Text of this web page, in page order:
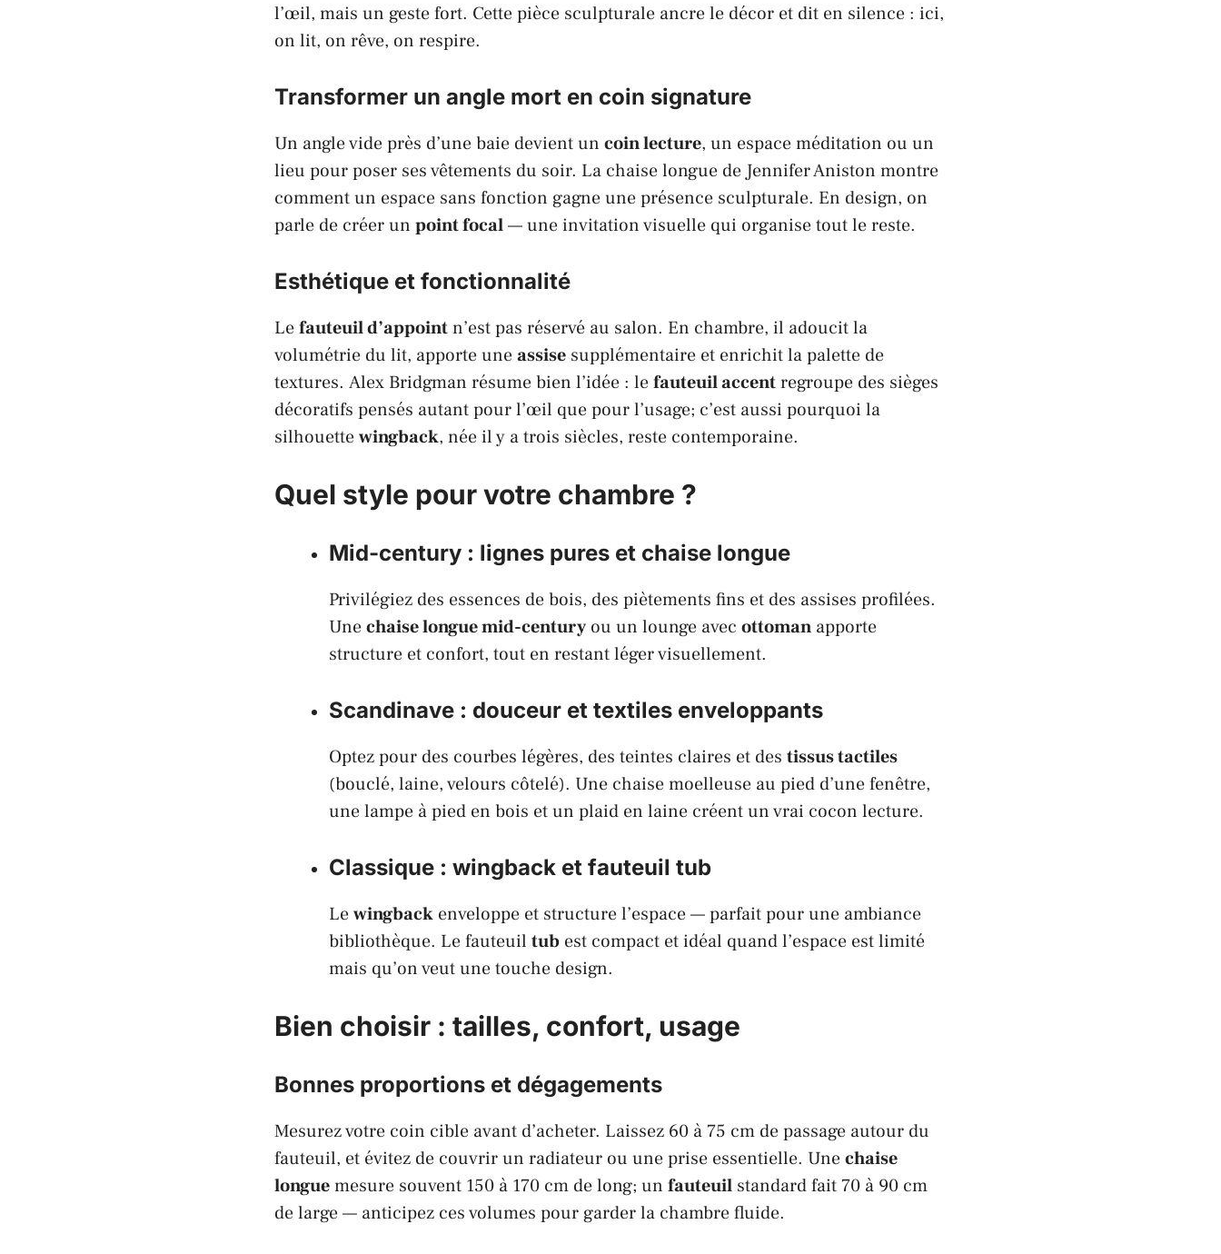
l’œil, mais un geste fort. Cette pièce sculpturale ancre le décor et dit en silence : ici,
on lit, on rêve, on respire.
Transformer un angle mort en coin signature
Un angle vide près d’une baie devient un coin lecture, un espace méditation ou un
lieu pour poser ses vêtements du soir. La chaise longue de Jennifer Aniston montre
comment un espace sans fonction gagne une présence sculpturale. En design, on
parle de créer un point focal— une invitation visuelle qui organise tout le reste.
Esthétique et fonctionnalité
Lefauteuil d’appointn’est pas réservé au salon. En chambre, il adoucit la
volumétrie du lit, apporte uneassise supplémentaire et enrichit la palette de
textures. Alex Bridgman résume bien l’idée : lefauteuil accentregroupe des sièges
décoratifs pensés autant pour l’œil que pour l’usage; c’est aussi pourquoi la
silhouettewingback, née il y a trois siècles, reste contemporaine.
Quel style pour votre chambre ?
Mid-century : lignes pures et chaise longue
Privilégiez des essences de bois, des piètements fins et des assises profilées.
Unechaise longue mid-century ou un lounge avec ottoman apporte
structure et confort, tout en restant léger visuellement.
Scandinave : douceur et textiles enveloppants
Optez pour des courbes légères, des teintes claires et des tissus tactiles
(bouclé, laine, velours côtelé). Une chaise moelleuse au pied d’une fenêtre,
une lampe à pied en bois et un plaid en laine créent un vrai cocon lecture.
Classique : wingback et fauteuil tub
Lewingback enveloppe et structure l’espace — parfait pour une ambiance
bibliothèque. Le fauteuil tub est compact et idéal quand l’espace est limité
mais qu’on veut une touche design.
Bien choisir : tailles, confort, usage
Bonnes proportions et dégagements
Mesurez votre coin cible avant d’acheter. Laissez 60 à 75 cm de passage autour du
fauteuil, et évitez de couvrir un radiateur ou une prise essentielle. Unechaise
longuemesure souvent 150 à 170 cm de long; un fauteuil standard fait 70 à 90 cm
de large — anticipez ces volumes pour garder la chambre fluide.